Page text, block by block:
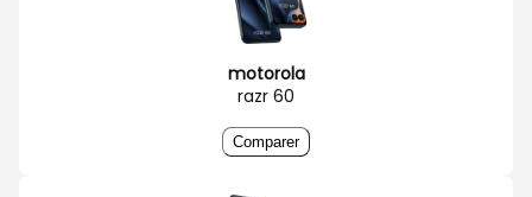
motorola
razr 60
Comparer